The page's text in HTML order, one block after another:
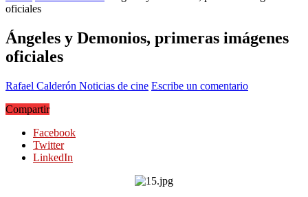
oficiales
Ángeles y Demonios, primeras imágenes
oficiales
Rafael Calderón Noticias de cine Escribe un comentario
Compartir
Facebook
Twitter
LinkedIn